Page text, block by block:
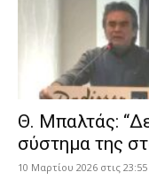
Θ. Μπαλτάς:
σύστημα της
10 Μαρτίου 2026 στις 23:55